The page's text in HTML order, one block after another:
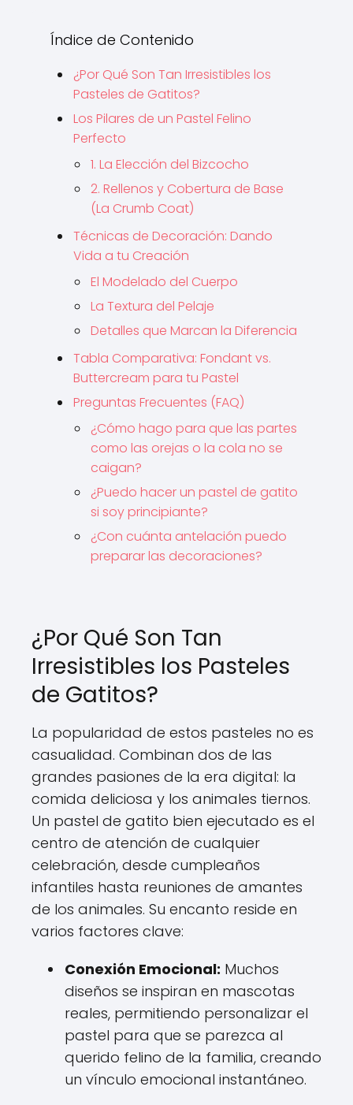
Índice de Contenido
¿Por Qué Son Tan Irresistibles los
Pasteles de Gatitos?
Los Pilares de un Pastel Felino
Perfecto
1. La Elección del Bizcocho
2. Rellenos y Cobertura de Base
(La Crumb Coat)
Técnicas de Decoración: Dando
Vida a tu Creación
El Modelado del Cuerpo
La Textura del Pelaje
Detalles que Marcan la Diferencia
Tabla Comparativa: Fondant vs.
Buttercream para tu Pastel
Preguntas Frecuentes (FAQ)
¿Cómo hago para que las partes
como las orejas o la cola no se
caigan?
¿Puedo hacer un pastel de gatito
si soy principiante?
¿Con cuánta antelación puedo
preparar las decoraciones?
¿Por Qué Son Tan
Irresistibles los Pasteles
de Gatitos?
La popularidad de estos pasteles no es
casualidad. Combinan dos de las
grandes pasiones de la era digital: la
comida deliciosa y los animales tiernos.
Un pastel de gatito bien ejecutado es el
centro de atención de cualquier
celebración, desde cumpleaños
infantiles hasta reuniones de amantes
de los animales. Su encanto reside en
varios factores clave:
Conexión Emocional: Muchos
diseños se inspiran en mascotas
reales, permitiendo personalizar el
pastel para que se parezca al
querido felino de la familia, creando
un vínculo emocional instantáneo.